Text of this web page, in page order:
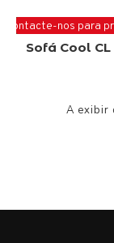
Contacte-nos para
Sofá Cool CL
A exibir